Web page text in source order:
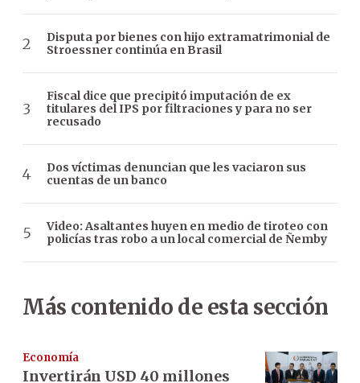
Disputa por bienes con hijo extramatrimonial de
Stroessner continúa en Brasil
Fiscal dice que precipitó imputación de ex
titulares del IPS por filtraciones y para no ser
recusado
Dos víctimas denuncian que les vaciaron sus
cuentas de un banco
Video: Asaltantes huyen en medio de tiroteo con
policías tras robo a un local comercial de Ñemby
Más contenido de esta sección
Economía
Invertirán USD 40 millones